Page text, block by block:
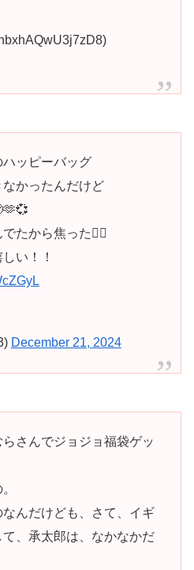
ッピーバッグ
かったんだけど
たから焦った😮‍💨
い！！
December 21, 2024
さんでジョジョ福袋ゲッ
んだけども、さて、イギ
、承太郎は、なかなかだ